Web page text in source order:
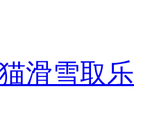
滑雪取乐